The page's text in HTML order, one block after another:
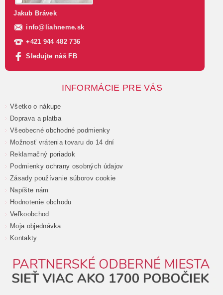
Jakub Brávek
info@ liahneme.sk
+421 944 482 736
Sledujte náš FB
INFORMÁCIE PRE VÁS
Všetko o nákupe
Doprava a platba
Všeobecné obchodné podmienky
Možnosť vrátenia tovaru do 14 dní
Reklamačný poriadok
Podmienky ochrany osobných údajov
Zásady používanie súborov cookie
Napíšte nám
Hodnotenie obchodu
Veľkoobchod
Moja objednávka
Kontakty